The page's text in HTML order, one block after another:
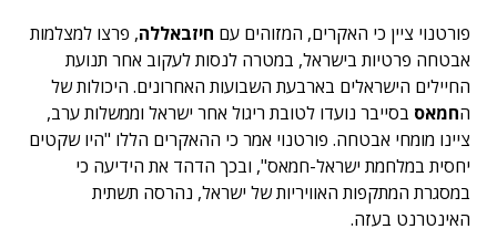
פורטנוי ציין כי האקרים, המזוהים עם חיזבאללה, פרצו למצלמות
אבטחה פרטיות בישראל, במטרה לנסות לעקוב אחר תנועת
החיילים הישראלים בארבעת השבועות האחרונים. היכולות של
החמאס בסייבר נועדו לטובת ריגול אחר ישראל וממשלות ערב,
ציינו מומחי אבטחה. פורטנוי אמר כי ההאקרים הללו "היו שקטים
יחסית במלחמת ישראל-חמאס", ובכך הדהד את הידיעה כי
במסגרת המתקפות האוויריות של ישראל, נהרסה תשתית
האינטרנט בעזה.